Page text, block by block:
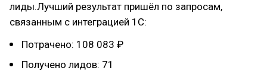
лиды.Лучший результат пришёл по запросам,
связанным с интеграцией 1С:
Потрачено: 108 083 ₽
Получено лидов: 71